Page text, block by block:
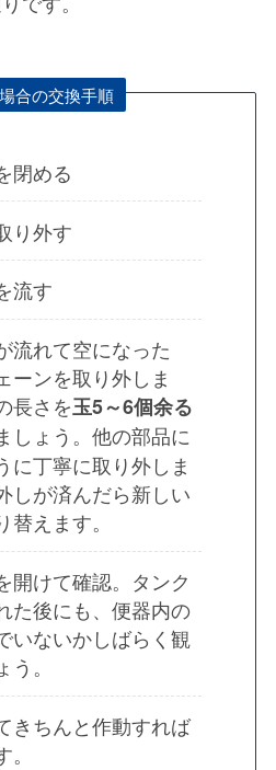
合の交換手順
閉める
り外す
流す
流れて空になった
ーンを取り外しま
長さを玉5～6個余る
しょう。 他の部品に
に丁寧に取り外しま
しが済んだら新しい
えます。
開けて確認。タンク
後にも、 便器内の
いないかしばらく観
。
きちんと作動すれば